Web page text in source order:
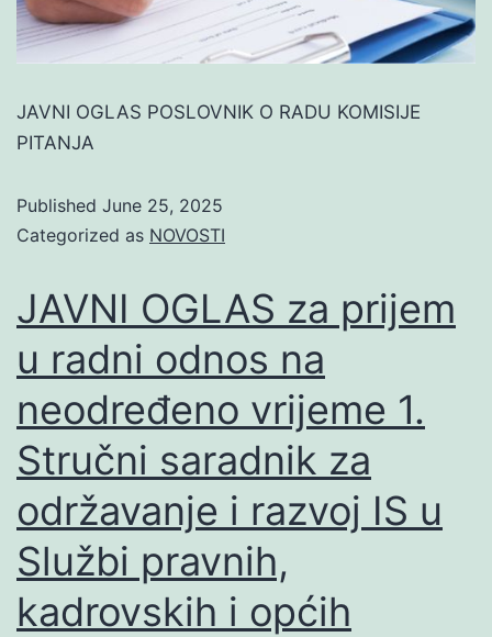
JAVNI OGLAS POSLOVNIK O RADU KOMISIJE
PITANJA
Published June 25, 2025
Categorized as NOVOSTI
JAVNI OGLAS za prijem
u radni odnos na
neodređeno vrijeme 1.
Stručni saradnik za
održavanje i razvoj IS u
Službi pravnih,
kadrovskih i općih